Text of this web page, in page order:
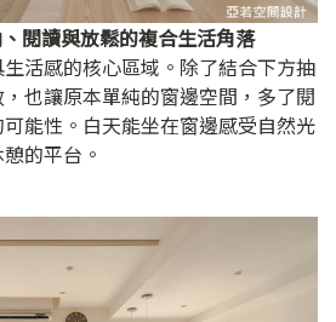
閱讀與放鬆的複合生活角落
活感的核心區域。除了結合下方抽
也讓原本單純的窗邊空間，多了閱
能性。白天能坐在窗邊感受自然光
的平台。